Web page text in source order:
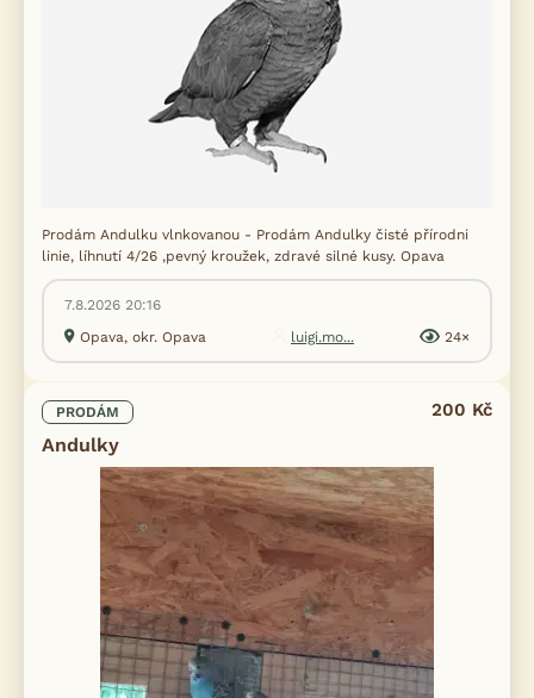
Prodám Andulku vlnkovanou - Prodám Andulky čisté přírodni
linie, líhnutí 4/26 ,pevný kroužek, zdravé silné kusy. Opava
7.8.2026 20:16
Opava, okr. Opava
luigi.mo... 24×
PRODÁM
Andulky
200 Kč